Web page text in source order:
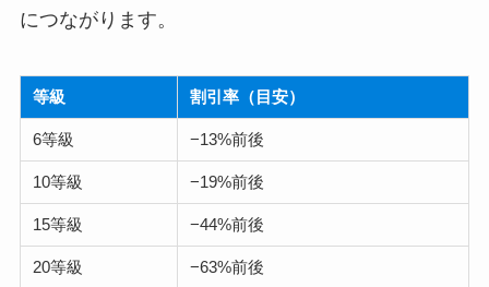
につながります。
等級 割引率（目安）
6等級 −13%前後
10等級 −19%前後
15等級 −44%前後
20等級 −63%前後